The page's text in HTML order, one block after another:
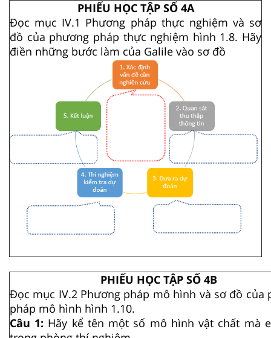
PHIẾU HỌC TẬP SỐ 4A
Đọc mục IV.1 Phương pháp thực nghiệm và sơ
đồ của phương pháp thực nghiệm hình 1.8. Hãy
điền những bước làm của Galile vào sơ đồ
PHIẾU HỌC TẬP SỐ 4B
Đọc mục IV.2 Phương pháp mô hình và sơ đồ của
pháp mô hình hình 1.10.
Câu 1: Hãy kể tên một số mô hình vật chất mà